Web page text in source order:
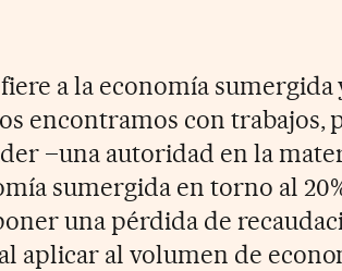
a la economía sumergida
encontramos con trabajos,
–una autoridad en la
sumergida en torno al
una pérdida de
aplicar al volumen de